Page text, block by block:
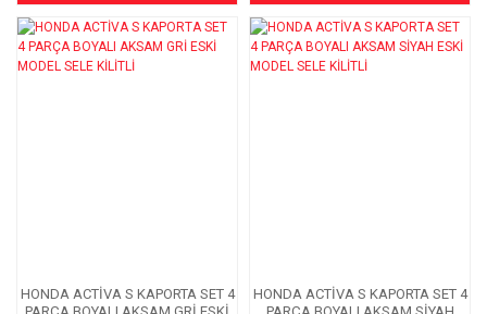
HONDA ACTİVA S KAPORTA SET 4
HONDA ACTİVA S KAPORTA SET 4